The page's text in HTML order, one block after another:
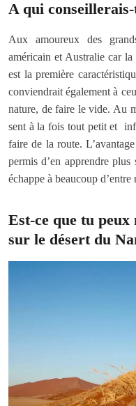
A qui
Aux amoureux des
américain et Australie car la
est la première
conviendrait également à
nature, de faire le vide. Au
sent à la fois tout petit et
faire de la route.
permis d’en apprendre
échappe à beaucoup d’entre
Est-ce que tu
sur le désert du